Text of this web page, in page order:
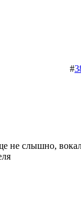
#
не слышно,